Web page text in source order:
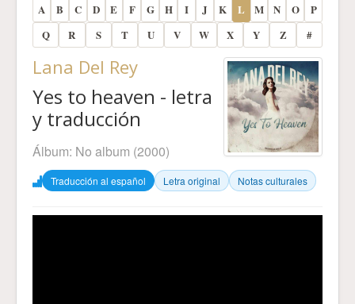
A B C D E F G H I J K L M N O
P
Q
R S T U V W X Y Z #
Lana Del Rey
Yes to heaven - letra
y traducción
Álbum: No album (2000)
Traducción al español Letra original Notas culturales